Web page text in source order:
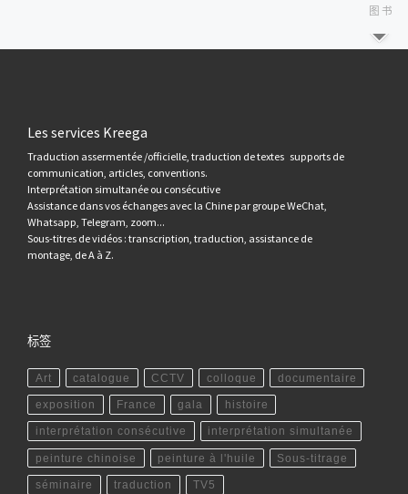
图书
Les services Kreega
Traduction assermentée /officielle, traduction de textes supports de
communication, articles, conventions.
Interprétation simultanée ou consécutive
Assistance dans vos échanges avec la Chine par groupe WeChat,
Whatsapp, Telegram, zoom...
Sous-titres de vidéos : transcription, traduction, assistance de
montage, de A à Z.
标签
Art catalogue CCTV colloque documentaire
exposition France gala histoire
interprétation consécutive interprétation simultanée
peinture chinoise peinture à l'huile Sous-titrage
séminaire traduction TV5